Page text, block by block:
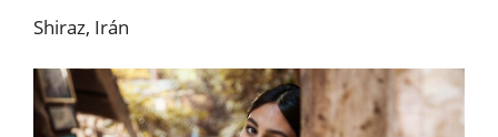
Shiraz, Irán